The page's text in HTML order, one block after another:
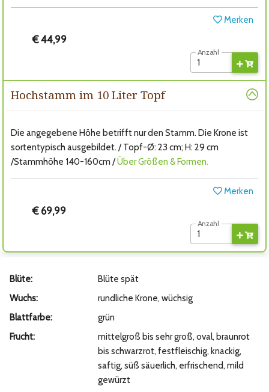
Merken
€ 44,99
Anzahl
Hochstamm im 10 Liter Topf
Die angegebene Höhe betrifft nur den Stamm. Die Krone ist
sortentypisch ausgebildet. / Topf-Ø: 23 cm; H: 29 cm
/Stammhöhe 140-160cm /Über Größen & Formen.
Merken
€ 69,99
Anzahl
Blüte:
Blüte spät
Wuchs:
rundliche Krone, wüchsig
Blattfarbe:
grün
Frucht:
mittelgroß bis sehr groß, oval, braunrot
bis schwarzrot, festfleischig, knackig,
saftig, süß säuerlich, erfrischend, mild
gewürzt